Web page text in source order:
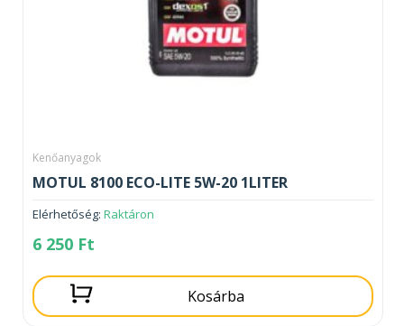
Kenőanyagok
MOTUL 8100 ECO-LITE 5W-20 1LITER
Elérhetőség: Raktáron
6 250 Ft
Kosárba